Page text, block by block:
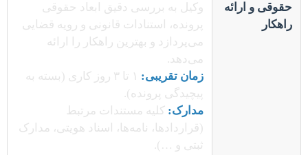
حقوقی و ارائه
راهکار
وکیل به بررسی دقیق ابعاد حقوقی
پرونده، استنادات قانونی و رویه قضایی
می‌پردازد و بهترین راهکار را ارائه
می‌دهد.
زمان تقریبی:
۱ تا ۳ روز کاری (بسته به
پیچیدگی پرونده).
مدارک: کلیه مستندات مرتبط
(قراردادها، نامه‌ها، اسناد هویتی، مدارک
ثبتی و …).